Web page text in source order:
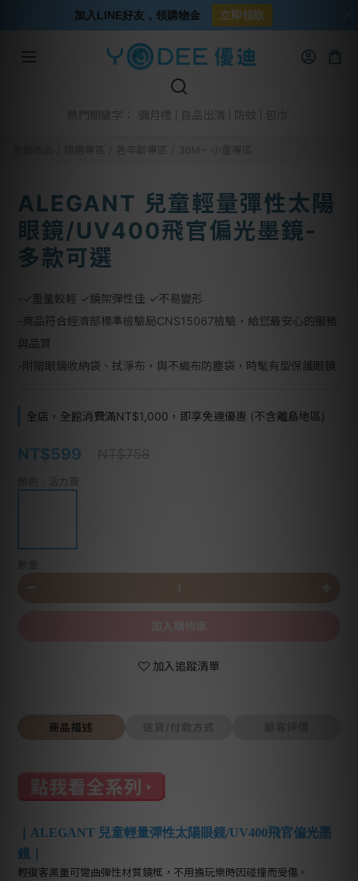
熱門關鍵字： 彌月禮 良品出清 防蚊
各年齡專區 36M~ 小童專區
ALEGANT 兒童輕量彈性太陽
眼鏡/UV400飛官偏光墨鏡-
多款可選
-✓重量較輕 ✓鏡架彈性佳 ✓不易變形
-商品符合經濟部標準檢驗局CNS15067檢驗，給您最安心的服務
與品質
-附贈眼鏡收納袋、拭淨布，與不織布防塵袋，時髦有型保護眼鏡
全店，全館消費滿NT$1,000，即享免運優惠 (不含離島地區)
NT$599 NT$758
: 活力黃
加入追蹤清單
商品描述
｜ALEGANT 兒童輕量彈性太陽眼鏡/UV400飛官偏光墨
鏡｜
輕復客黑量可彎曲彈性材質鏡框，不用擔玩樂時因碰撞而受傷。
加入LINE好友，領購物金 立即領取